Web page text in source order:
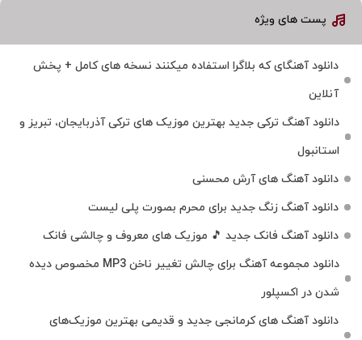
پست های ویژه
دانلود آهنگای که بلاگرا استفاده میکنند نسخه های کامل + پخش
آنلاین
دانلود آهنگ ترکی جدید بهترین موزیک‌ های ترکی آذربایجان، تبریز و
استانبول
دانلود آهنگ های آرش محسنی
دانلود آهنگ زنگ جدید برای محرم بصورت پلی لیست
دانلود آهنگ فانک جدید 🎵 موزیک‌ های معروف و چالشی فانک
دانلود مجموعه آهنگ برای چالش تغییر ناخن MP3 مخصوص دیده
شدن در اکسپلور
دانلود آهنگ‌ های کرمانجی جدید و قدیمی بهترین موزیک‌های